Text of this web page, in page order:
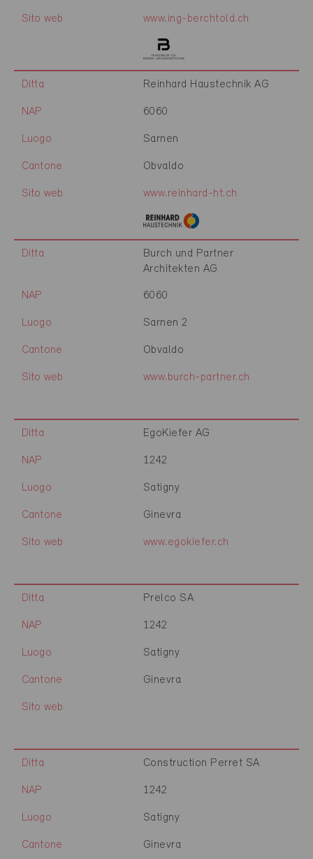
Sito web www.ing-berchtold.ch
Ditta Reinhard Haustechnik AG
NAP 6060
Luogo Sarnen
Cantone Obvaldo
Sito web www.reinhard-ht.ch
Ditta
Burch und Partner
Architekten AG
NAP 6060
Luogo Sarnen 2
Cantone Obvaldo
Sito web www.burch-partner.ch
Ditta EgoKiefer AG
NAP 1242
Luogo Satigny
Cantone Ginevra
Sito web www.egokiefer.ch
Ditta Prelco SA
NAP 1242
Luogo Satigny
Cantone Ginevra
Sito web
Ditta Construction Perret SA
NAP 1242
Luogo Satigny
Cantone Ginevra